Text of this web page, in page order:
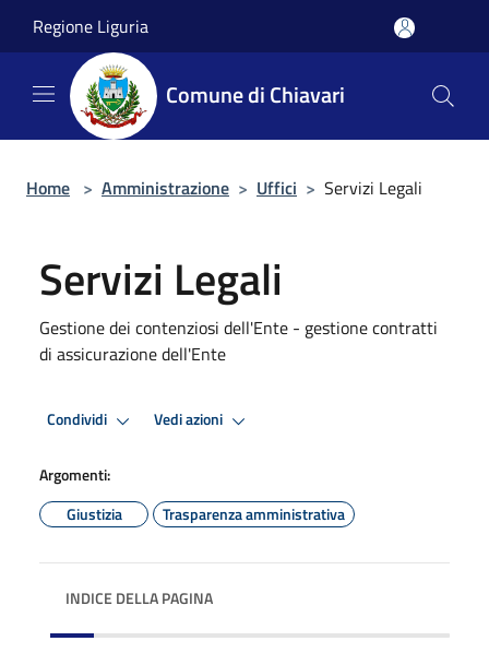
Regione Liguria
Comune di Chiavari
Home > Amministrazione > Uffici > Servizi Legali
Servizi Legali
Gestione dei contenziosi dell'Ente - gestione contratti
di assicurazione dell'Ente
Condividi Vedi azioni
Argomenti:
Giustizia
Trasparenza amministrativa
INDICE DELLA PAGINA